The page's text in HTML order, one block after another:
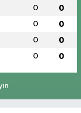
0 0
0 0
0 0
0 0